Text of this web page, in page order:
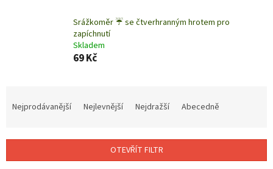
Srážkoměr ☔ se čtverhranným hrotem pro
zapíchnutí
Skladem
69 Kč
í
Nejprodávanější Nejlevnější Nejdražší Abecedně
OTEVŘÍT FILTR